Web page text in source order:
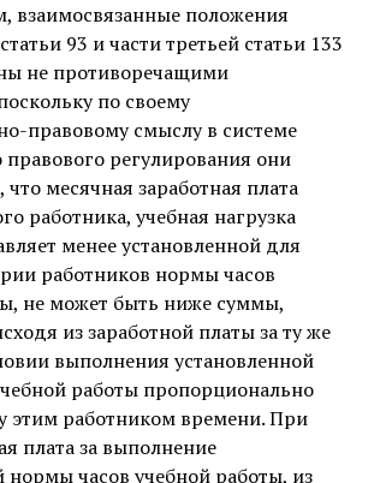
взаимосвязанные положения
93 и части третьей статьи 133
не противоречащими
по своему
правовому смыслу в системе
регулирования они
месячная заработная плата
работника, учебная нагрузка
менее установленной для
работников нормы часов
не может быть ниже суммы,
из заработной платы за ту же
выполнения установленной
работы пропорционально
этим работником времени. При
плата за выполнение
нормы часов учебной работы, из